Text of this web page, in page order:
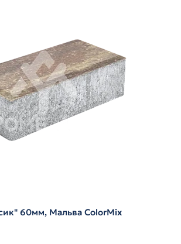
60мм, Мальва ColorMix